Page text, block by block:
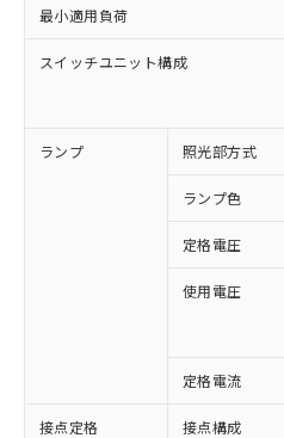
最小適用負荷
スイッチユニット構成
ランプ 照光部方式
ランプ色
定格電圧
使用電圧
定格電流
接点定格 接点構成